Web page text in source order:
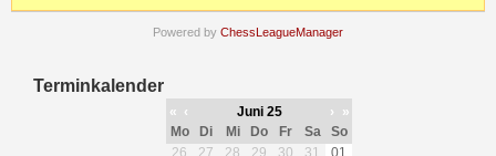
Powered by ChessLeagueManager
Terminkalender
« ‹ Juni 25 ›
»
Mo
Di Mi Do Fr Sa
So
26
27 28 29 30 31
01